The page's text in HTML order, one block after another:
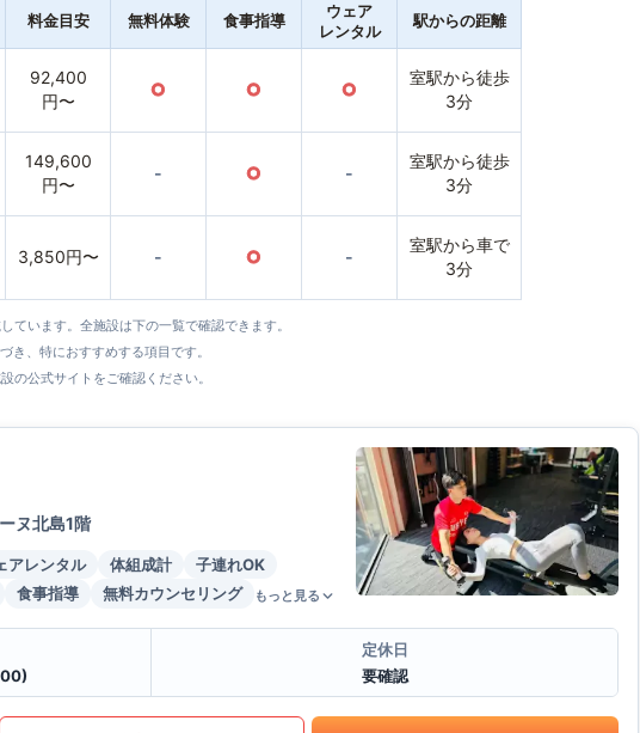
料金目安 無料体験 食事指導
ウェア
レンタル
駅からの距離
92,400
円〜
○ ○ ○
室駅から徒歩
3分
149,600
円〜
- ○ -
室駅から徒歩
3分
3,850円〜 - ○ -
室駅から車で
3分
ています。全施設は下の一覧で確認できます。
、特におすすめする項目です。
の公式サイトをご確認ください。
ヌ北島1階
アレンタル 体組成計
子連れOK
食事指導 無料カウンセリング もっと見る
定休日
要確認